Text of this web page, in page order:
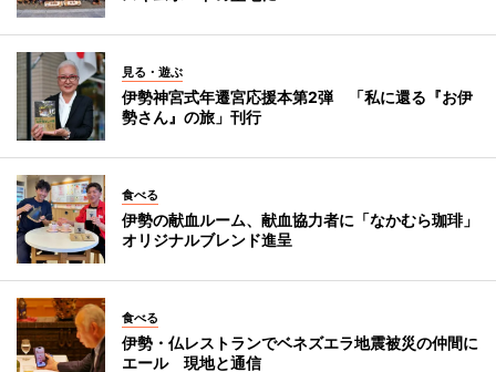
見る・遊ぶ
伊勢神宮式年遷宮応援本第2弾 「私に還る『お伊
勢さん』の旅」刊行
食べる
伊勢の献血ルーム、献血協力者に「なかむら珈琲」
オリジナルブレンド進呈
食べる
伊勢・仏レストランでベネズエラ地震被災の仲間に
エール 現地と通信